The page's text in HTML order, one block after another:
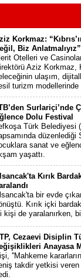
Korkmaz:
Biz Anlatmalıyız”
Otelleri ve
Aziz Korkmaz,
ulaşım,
turizm
Surlariçi’nde
Dolu Festival
Türk Belediyesi
sanat ve
yaşattı.
Kırık
bir evde
Kırık içki
kişi de yaralanırken,
Cezaevi Disiplin
Anayasa
''Mahkeme
takdir yetkisi veren